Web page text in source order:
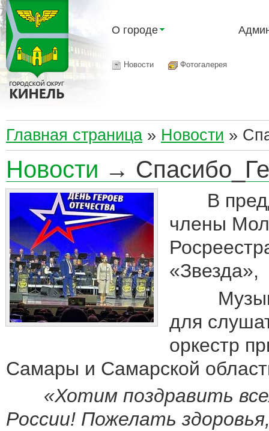
О городе
Новости Фотогалерея
Главная страница » Новости »
Новости →
В
члены
«Звезда»,
для
оркестр
Самары и Самарской
«Хотим поздравить
России! Пожелать